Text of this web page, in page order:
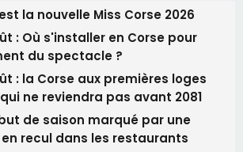
la nouvelle Miss Corse 2026
: Où s'installer en Corse pour
du spectacle ?
: la Corse aux premières loges
ne reviendra pas avant 2081
de saison marqué par une
recul dans les restaurants